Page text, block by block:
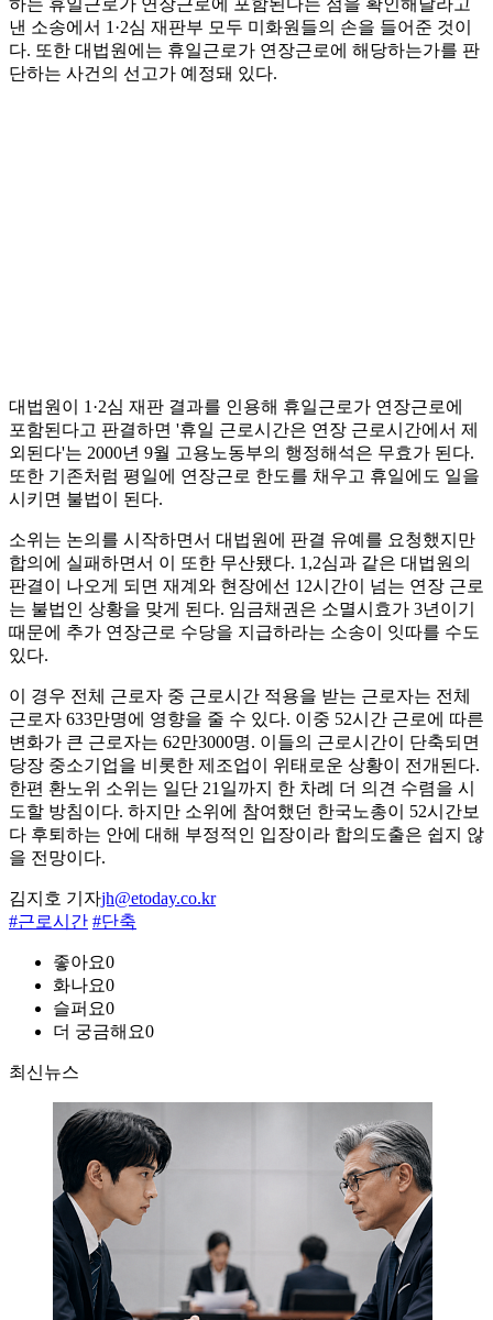
하는 휴일근로가 연장근로에 포함된다는 점을 확인해달라고
낸 소송에서 1·2심 재판부 모두 미화원들의 손을 들어준 것이
다. 또한 대법원에는 휴일근로가 연장근로에 해당하는가를 판
단하는 사건의 선고가 예정돼 있다.
대법원이 1·2심 재판 결과를 인용해 휴일근로가 연장근로에
포함된다고 판결하면 '휴일 근로시간은 연장 근로시간에서 제
외된다'는 2000년 9월 고용노동부의 행정해석은 무효가 된다.
또한 기존처럼 평일에 연장근로 한도를 채우고 휴일에도 일을
시키면 불법이 된다.
소위는 논의를 시작하면서 대법원에 판결 유예를 요청했지만
합의에 실패하면서 이 또한 무산됐다. 1,2심과 같은 대법원의
판결이 나오게 되면 재계와 현장에선 12시간이 넘는 연장 근로
는 불법인 상황을 맞게 된다. 임금채권은 소멸시효가 3년이기
때문에 추가 연장근로 수당을 지급하라는 소송이 잇따를 수도
있다.
이 경우 전체 근로자 중 근로시간 적용을 받는 근로자는 전체
근로자 633만명에 영향을 줄 수 있다. 이중 52시간 근로에 따른
변화가 큰 근로자는 62만3000명. 이들의 근로시간이 단축되면
당장 중소기업을 비롯한 제조업이 위태로운 상황이 전개된다.
한편 환노위 소위는 일단 21일까지 한 차례 더 의견 수렴을 시
도할 방침이다. 하지만 소위에 참여했던 한국노총이 52시간보
다 후퇴하는 안에 대해 부정적인 입장이라 합의도출은 쉽지 않
을 전망이다.
김지호 기자jh@etoday.co.kr
#근로시간 #단축
좋아요0
화나요0
슬퍼요0
더 궁금해요0
최신뉴스